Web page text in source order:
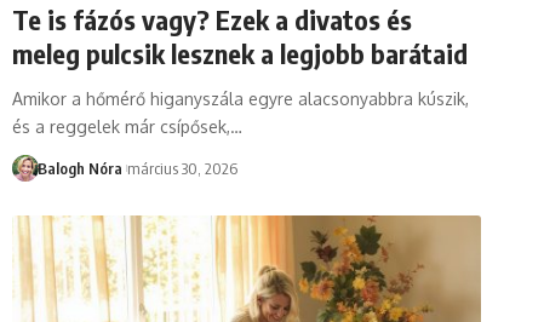
Te is fázós vagy? Ezek a divatos és
meleg pulcsik lesznek a legjobb barátaid
Amikor a hőmérő higanyszála egyre alacsonyabbra kúszik,
és a reggelek már csípősek,…
Balogh Nóra március 30, 2026